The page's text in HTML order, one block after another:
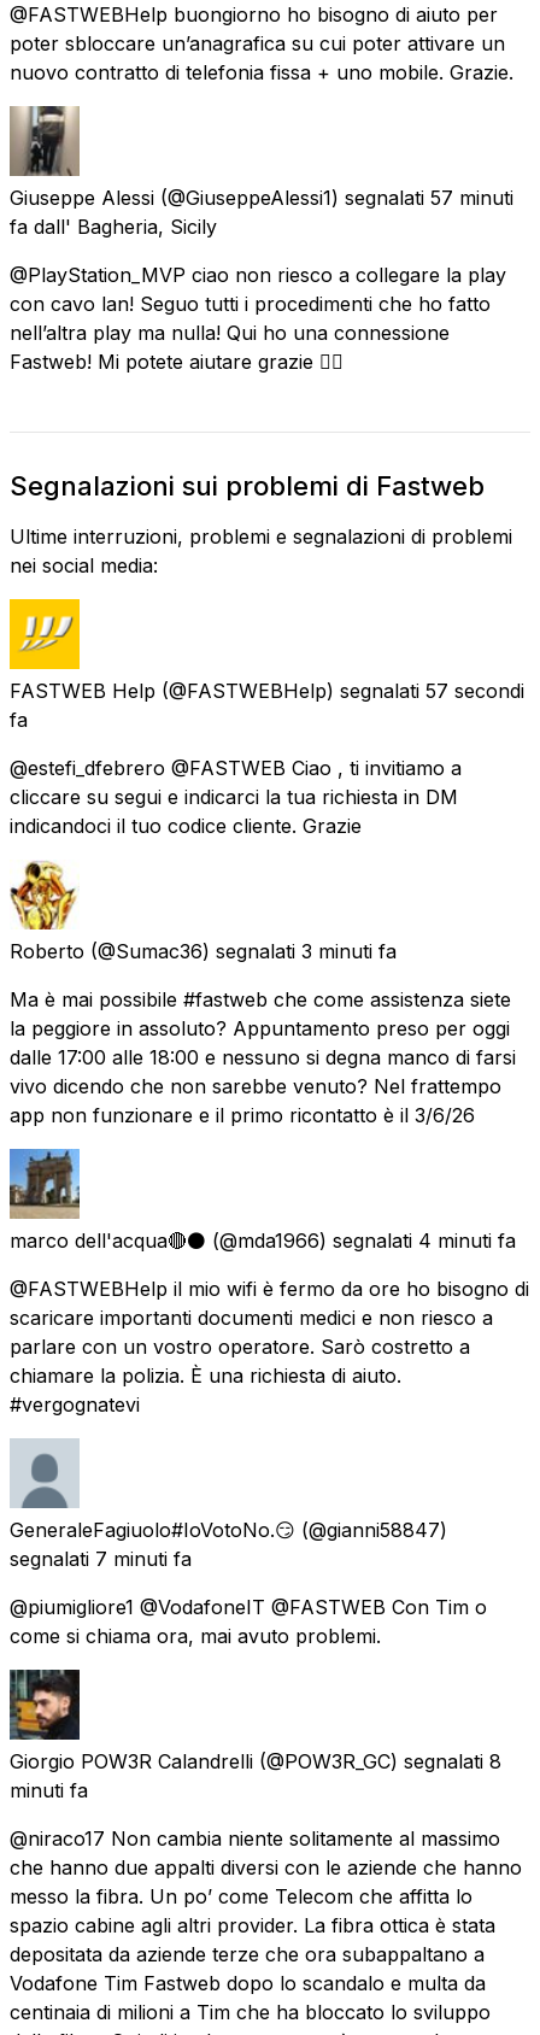
@FASTWEBHelp buongiorno ho bisogno di aiuto per
poter sbloccare un’anagrafica su cui poter attivare un
nuovo contratto di telefonia fissa + uno mobile. Grazie.
Giuseppe Alessi (@GiuseppeAlessi1) segnalati 57 minuti
fa dall' Bagheria, Sicily
@PlayStation_MVP ciao non riesco a collegare la play
con cavo lan! Seguo tutti i procedimenti che ho fatto
nell’altra play ma nulla! Qui ho una connessione
Fastweb! Mi potete aiutare grazie 👍🏻
Segnalazioni sui problemi di Fastweb
Ultime interruzioni, problemi e segnalazioni di problemi
nei social media:
FASTWEB Help (@FASTWEBHelp) segnalati 57 secondi
fa
@estefi_dfebrero @FASTWEB Ciao , ti invitiamo a
cliccare su segui e indicarci la tua richiesta in DM
indicandoci il tuo codice cliente. Grazie
Roberto (@Sumac36) segnalati 3 minuti fa
Ma è mai possibile #fastweb che come assistenza siete
la peggiore in assoluto? Appuntamento preso per oggi
dalle 17:00 alle 18:00 e nessuno si degna manco di farsi
vivo dicendo che non sarebbe venuto? Nel frattempo
app non funzionare e il primo ricontatto è il 3/6/26
marco dell'acqua🔴⚫ (@mda1966) segnalati 4 minuti fa
@FASTWEBHelp il mio wifi è fermo da ore ho bisogno di
scaricare importanti documenti medici e non riesco a
parlare con un vostro operatore. Sarò costretto a
chiamare la polizia. È una richiesta di aiuto.
#vergognatevi
GeneraleFagiuolo#IoVotoNo.😏 (@gianni58847)
segnalati 7 minuti fa
@piumigliore1 @VodafoneIT @FASTWEB Con Tim o
come si chiama ora, mai avuto problemi.
Giorgio POW3R Calandrelli (@POW3R_GC) segnalati 8
minuti fa
@niraco17 Non cambia niente solitamente al massimo
che hanno due appalti diversi con le aziende che hanno
messo la fibra. Un po’ come Telecom che affitta lo
spazio cabine agli altri provider. La fibra ottica è stata
depositata da aziende terze che ora subappaltano a
Vodafone Tim Fastweb dopo lo scandalo e multa da
centinaia di milioni a Tim che ha bloccato lo sviluppo